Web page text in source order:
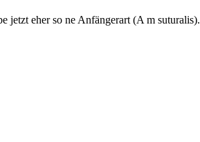
jetzt eher so ne Anfängerart (A m suturalis).